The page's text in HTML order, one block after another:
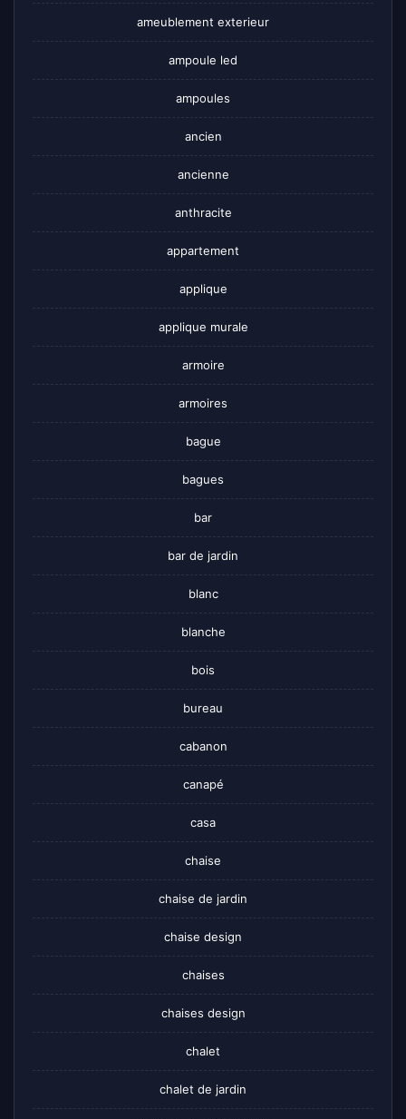
ameublement exterieur
ampoule led
ampoules
ancien
ancienne
anthracite
appartement
applique
applique murale
armoire
armoires
bague
bagues
bar
bar de jardin
blanc
blanche
bois
bureau
cabanon
canapé
casa
chaise
chaise de jardin
chaise design
chaises
chaises design
chalet
chalet de jardin